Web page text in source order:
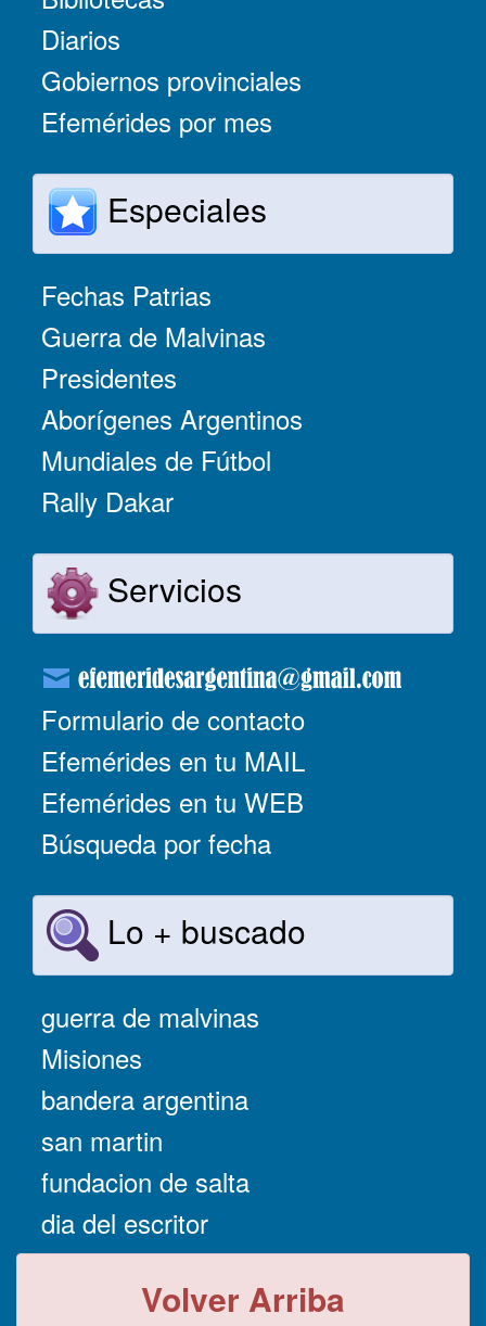
Diarios
Gobiernos provinciales
Efemérides por mes
Especiales
Fechas Patrias
Guerra de Malvinas
Presidentes
Aborígenes Argentinos
Mundiales de Fútbol
Rally Dakar
Servicios
Formulario de contacto
Efemérides en tu MAIL
Efemérides en tu WEB
Búsqueda por fecha
Lo + buscado
guerra de malvinas
Misiones
bandera argentina
san martin
fundacion de salta
dia del escritor
Volver Arriba